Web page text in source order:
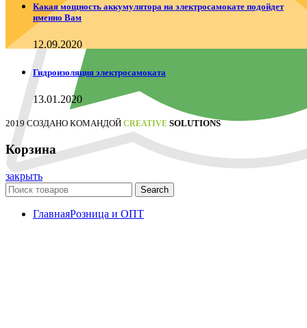
Какая мощность аккумулятора на электросамокате подойдет
именно Вам
12.09.2020
Гидроизоляция электросамоката
13.01.2020
2019 СОЗДАНО КОМАНДОЙ CREATIVE SOLUTIONS
Корзина
закрыть
Search
ГлавнаяРозница и ОПТ